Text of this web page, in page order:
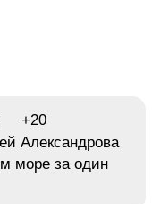
+20
Александрова
море за один